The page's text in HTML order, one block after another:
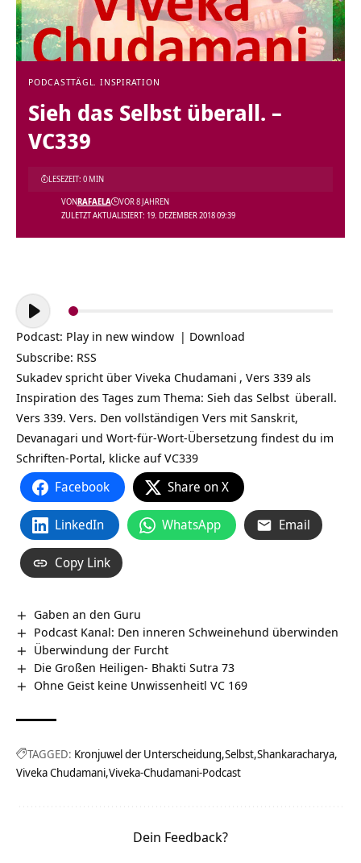
PODCASTTÄGL. INSPIRATION
Sieh das Selbst überall. –
VC339
ZULETZT AKTUALISIERT: 19. DEZEMBER 2018 09:39
VONRAFAELA VOR 8 JAHREN
LESEZEIT: 0 MIN
Audio-
Player
Podcast: Play in new window | Download
Subscribe: RSS
Sukadev spricht über Viveka Chudamani , Vers 339 als
Inspiration des Tages zum Thema: Sieh das Selbst überall.
Vers 339. Vers. Den vollständigen Vers mit Sanskrit,
Devanagari und Wort-für-Wort-Übersetzung findest du im
Schriften-Portal, klicke aufVC339
Facebook Share on X
LinkedIn WhatsApp Email
Copy Link
Gaben an den Guru
Podcast Kanal: Den inneren Schweinehund überwinden
Überwindung der Furcht
Die Großen Heiligen- Bhakti Sutra 73
Ohne Geist keine Unwissenheitl VC 169
TAGGED: Kronjuwel der Unterscheidung Selbst Shankaracharya
Viveka Chudamani Viveka-Chudamani-Podcast
Dein Feedback?